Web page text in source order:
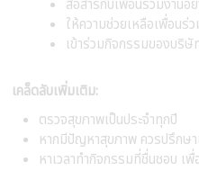
สื่อสารกับเพื่อนร่วมงานอ
ให้ความช่วยเหลือเพื่อนร่
เข้าร่วมกิจกรรมของบริษั
เคล็ดลับเพิ่มเติม:
ตรวจสุขภาพเป็นประจำทุกปี
หากมีปัญหาสุขภาพ ควรปรึกษ
หาเวลาทำกิจกรรมที่ชื่นชอบ เ